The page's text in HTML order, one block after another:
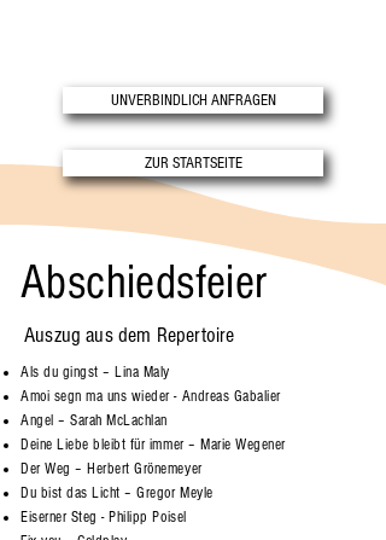
UNVERBINDLICH ANFRAGEN
ZUR STARTSEITE
Abschiedsfeier
Auszug aus dem Repertoire
Als du gingst – Lina Maly
Amoi segn ma uns wieder - Andreas Gabalier
Angel – Sarah McLachlan
Deine Liebe bleibt für immer – Marie Wegener
Der Weg – Herbert Grönemeyer
Du bist das Licht – Gregor Meyle
Eiserner Steg - Philipp Poisel